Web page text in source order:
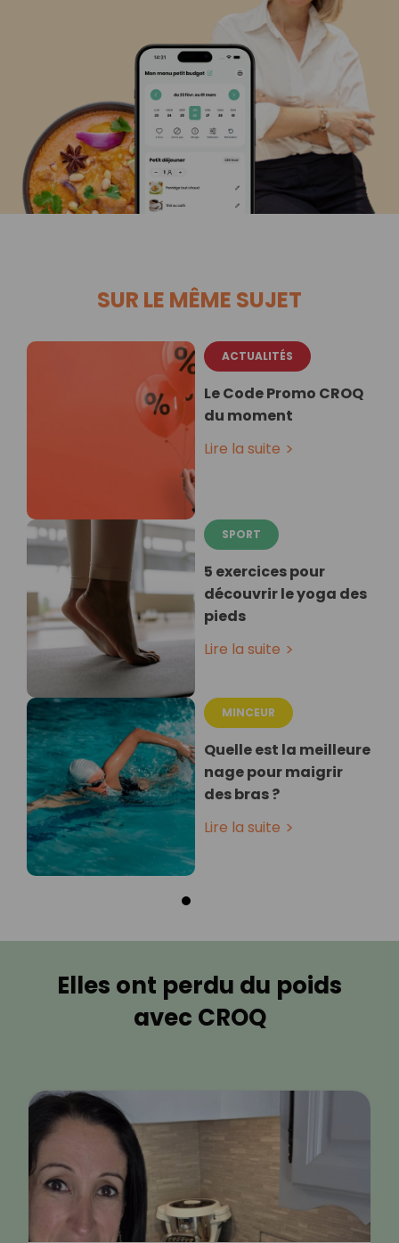
SUR LE MÊME SUJET
ACTUALITÉS
Le Code Promo CROQ
du moment
Lire la suite
SPORT
5 exercices pour
découvrir le yoga des
pieds
Lire la suite
MINCEUR
Quelle est la meilleure
nage pour maigrir
des bras ?
Lire la suite
Elles ont perdu du poids
avec CROQ